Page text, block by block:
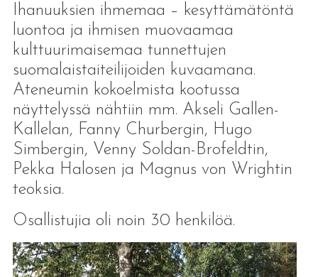
Ihanuuksien ihmemaa – kesyttämätöntä
luontoa ja ihmisen muovaamaa
kulttuurimaisemaa tunnettujen
suomalaistaiteilijoiden kuvaamana.
Ateneumin kokoelmista kootussa
näyttelyssä nähtiin mm. Akseli Gallen-
Kallelan, Fanny Churbergin, Hugo
Simbergin, Venny Soldan-Brofeldtin,
Pekka Halosen ja Magnus von Wrightin
teoksia.
Osallistujia oli noin 30 henkilöä.